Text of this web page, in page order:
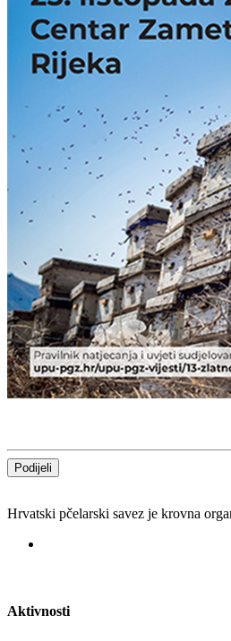
Podijeli
Hrvatski pčelarski savez je krovna
Aktivnosti